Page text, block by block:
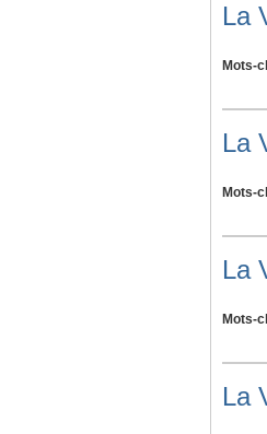
La
Mots-
La
Mots-
La
Mots-
La